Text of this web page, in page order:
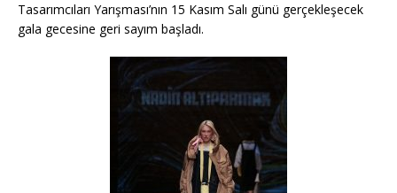
Tasarımcıları Yarışması’nın 15 Kasım Salı günü gerçekleşecek
gala gecesine geri sayım başladı.